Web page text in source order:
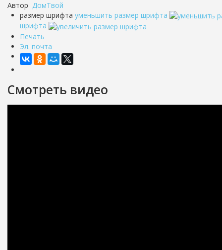
Автор ДомТвой
размер шрифта уменьшить размер шрифта
шрифта
Печать
Эл. почта
Смотреть видео